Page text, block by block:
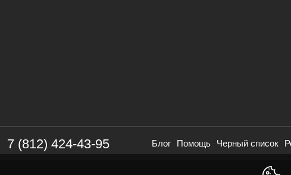
7 (812) 424-43-95 Блог Помощь Черный список